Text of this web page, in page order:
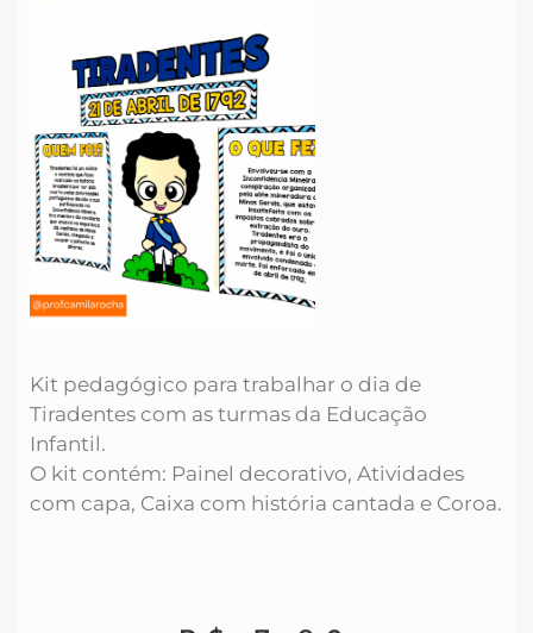
Kit pedagógico para trabalhar o dia de
Tiradentes com as turmas da Educação
Infantil.
O kit contém: Painel decorativo, Atividades
com capa, Caixa com história cantada e Coroa.